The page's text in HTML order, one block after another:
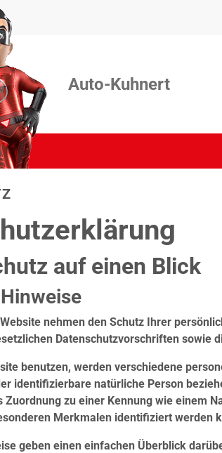
Auto-Kuhnert
auf einen Blick
nehmen den Schutz Ihrer
Datenschutzvorschriften sowie
benutzen, werden verschiedene
identifizierbare natürliche Person
zu einer Kennung wie einem
Merkmalen identifiziert werden
geben einen einfachen Überblick